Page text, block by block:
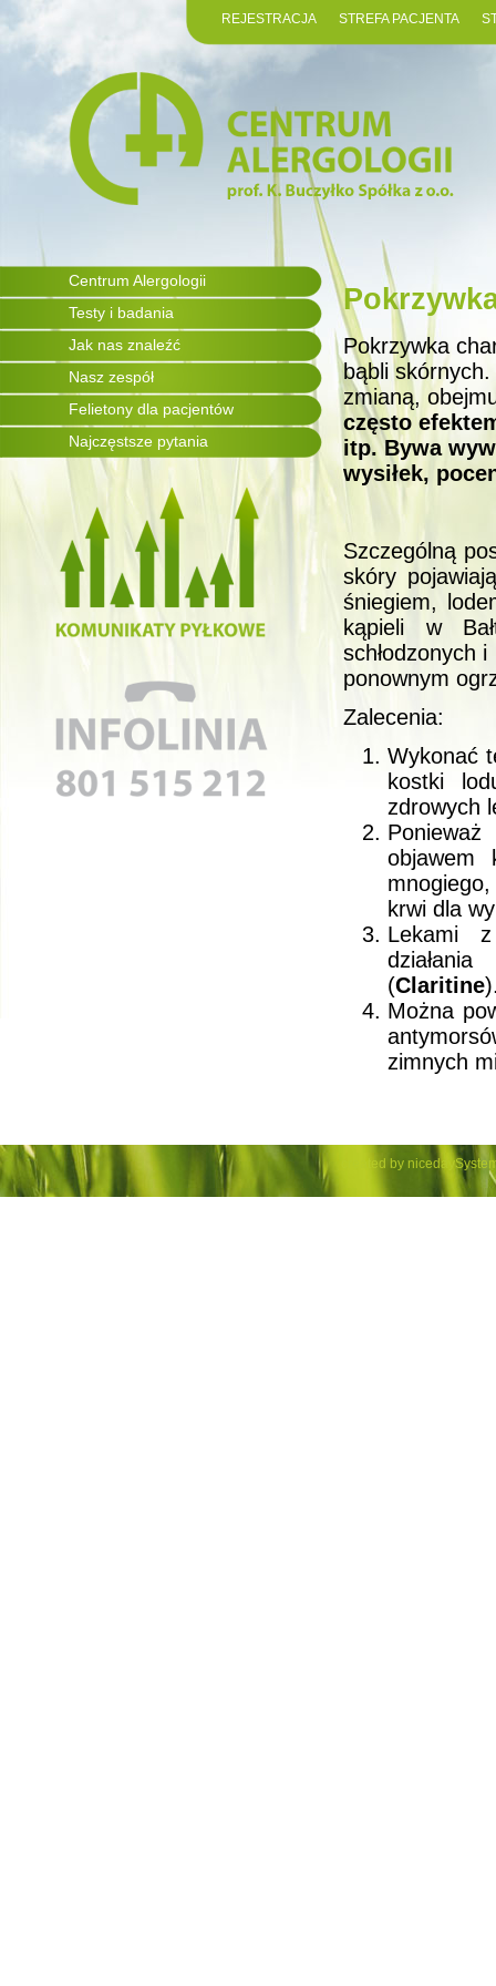
REJESTRACJA STREFA PACJENTA
Centrum Alergologii
Testy i badania
Jak nas znaleźć
Nasz zespół
Felietony dla pacjentów
Najczęstsze pytania
Pokrzywka
bąbli skórnych.
zmianą,
często
itp. Bywa
wysiłek,
Szczególną
skóry
śniegiem,
kąpieli w
schłodzonych
ponownym
Zalecenia:
Wykonać
kostki
zdrowych
objawem
krwi dla
Lekami
(Claritine
Można
zimnych
created by niceday